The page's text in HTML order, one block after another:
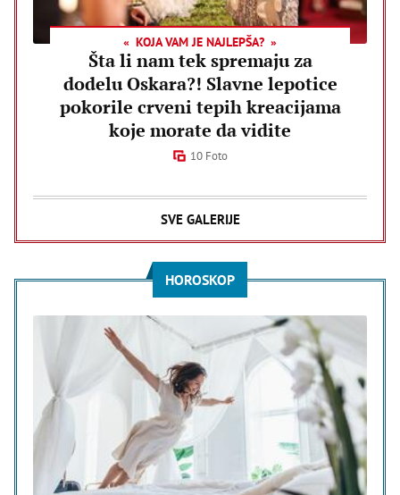
KOJA VAM JE NAJLEPŠA?
Šta li nam tek spremaju za
dodelu Oskara?! Slavne lepotice
pokorile crveni tepih kreacijama
koje morate da vidite
10 Foto
SVE GALERIJE
HOROSKOP